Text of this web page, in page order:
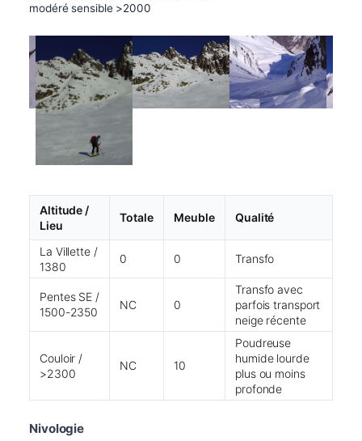
modéré sensible >2000
Altitude /
Lieu
Totale Meuble Qualité
La Villette /
1380
0 0 Transfo
Pentes SE /
1500-2350
NC 0
Transfo avec
parfois transport
neige récente
Couloir /
>2300
NC 10
Poudreuse
humide lourde
plus ou moins
profonde
Nivologie